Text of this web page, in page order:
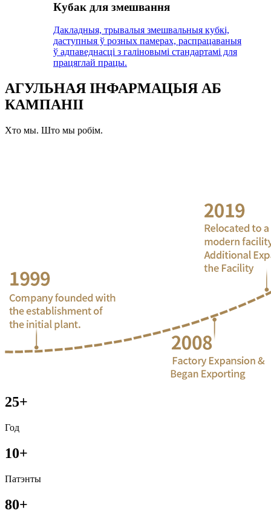
Кубак для змешвання
Дакладныя, трывалыя змешвальныя кубкі,
даступныя ў розных памерах, распрацаваныя
ў адпаведнасці з галіновымі стандартамі для
працяглай працы.
АГУЛЬНАЯ ІНФАРМАЦЫЯ АБ
КАМПАНІІ
Хто мы. Што мы робім.
25+
Год
10+
Патэнты
80+